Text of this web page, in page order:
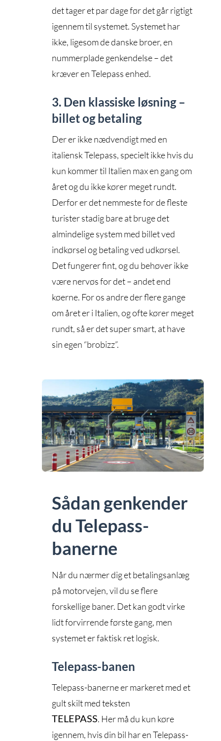
det tager et par dage før det går rigtigt
igennem til systemet. Systemet har
ikke, ligesom de danske broer, en
nummerplade genkendelse – det
kræver en Telepass enhed.
3. Den klassiske løsning –
billet og betaling
Der er ikke nædvendigt med en
italiensk Telepass, specielt ikke hvis du
kun kommer til Italien max en gang om
året og du ikke kører meget rundt.
Derfor er det nemmeste for de fleste
turister stadig bare at bruge det
almindelige system med billet ved
indkørsel og betaling ved udkørsel.
Det fungerer fint, og du behøver ikke
være nervøs for det – andet end
køerne. For os andre der flere gange
om året er i Italien, og ofte kører meget
rundt, så er det super smart, at have
sin egen “brobizz”.
Sådan genkender
du Telepass-
banerne
Når du nærmer dig et betalingsanlæg
på motorvejen, vil du se flere
forskellige baner. Det kan godt virke
lidt forvirrende første gang, men
systemet er faktisk ret logisk.
Telepass-banen
Telepass-banerne er markeret med et
gult skilt med teksten
TELEPASS. Her må du kun køre
igennem, hvis din bil har en Telepass-